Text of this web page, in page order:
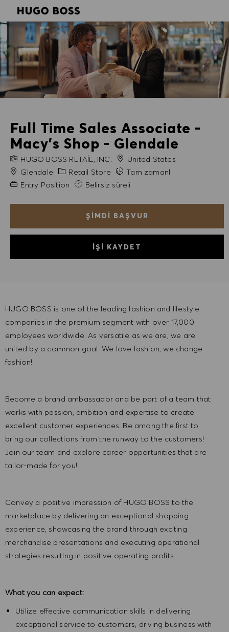
Full Time Sales Associate -
Macy's Shop - Glendale
FIRMA ADI
HUGO BOSS RETAIL, INC.
United States
ŞehirGlendale Kategori
Retail Store
Tam zamanlı
Gerekli Deneyim
Entry Position Belirsiz süreli
ŞIMDI BAŞVUR
İŞI KAYDET
HUGO BOSS is one of the leading fashion and lifestyle
companies in the premium segment with over 17,000
employees worldwide. As versatile as we are, we are
united by a common goal: We love fashion, we change
fashion!
Become a brand ambassador and be part of a team that
works with passion, ambition and expertise to create
excellent customer experiences. Be among the first to
bring our collections from the runway to the customers!
Join our team and explore career opportunities that are
tailor-made for you!
Convey a positive impression of HUGO BOSS to the
marketplace by delivering an exceptional shopping
experience, showcasing the brand through exciting
merchandise presentations and executing operational
strategies resulting in positive operating profits.
What you can expect:
Utilize effective communication skills in delivering
exceptional service to customers, driving business with